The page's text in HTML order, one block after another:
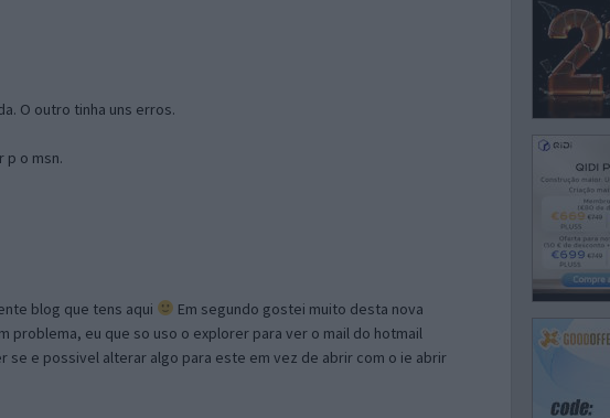
O outro tinha uns erros.
p o msn.
blog que tens aqui
Em segundo gostei muito desta nova
problema, eu que so uso o explorer para ver o mail do hotmail
se e possivel alterar algo para este em vez de abrir com o ie abrir